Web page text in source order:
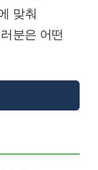
맞춰
분은 어떤